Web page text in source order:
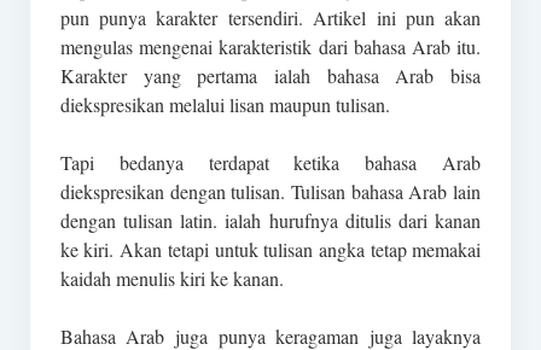
pun punya karakter tersendiri. Artikel ini pun akan
mengulas mengenai karakteristik dari bahasa Arab itu.
Karakter yang pertama ialah bahasa Arab bisa
diekspresikan melalui lisan maupun tulisan.
Tapi bedanya terdapat ketika bahasa Arab
diekspresikan dengan tulisan. Tulisan bahasa Arab lain
dengan tulisan latin. ialah hurufnya ditulis dari kanan
ke kiri. Akan tetapi untuk tulisan angka tetap memakai
kaidah menulis kiri ke kanan.
Bahasa Arab juga punya keragaman juga layaknya